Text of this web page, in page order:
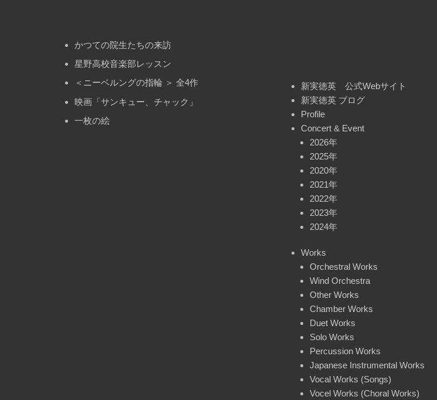
かつての院生たちの来訪
星野高校音楽部レッスン
＜ニーベルングの指輪 ＞ 全4作
映画「サンキュー、チャック」
一枚の絵
新実徳英 公式Webサイト
新実徳英 ブログ
Profile
Concert & Event
2026年
2025年
2020年
2021年
2022年
2023年
2024年
Works
Orchestral Works
Wind Orchestra
Other Works
Chamber Works
Duet Works
Solo Works
Percussion Works
Japanese Instrumental Works
Vocal Works (Songs)
Vocel Works (Choral Works)